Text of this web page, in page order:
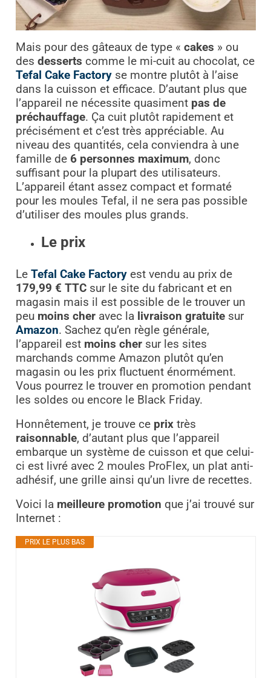
Mais pour des gâteaux de type « cakes » ou
des desserts comme le mi-cuit au chocolat, ce
Tefal Cake Factoryse montre plutôt à l’aise
dans la cuisson et efficace. D’autant plus que
l’appareil ne nécessite quasiment pas de
préchauffage. Ça cuit plutôt rapidement et
précisément et c’est très appréciable. Au
niveau des quantités, cela conviendra à une
famille de 6 personnes maximum, donc
suffisant pour la plupart des utilisateurs.
L’appareil étant assez compact et formaté
pour les moules Tefal, il ne sera pas possible
d’utiliser des moules plus grands.
Le prix
Le Tefal Cake Factoryest vendu au prix de
179,99 € TTCsur le site du fabricant et en
magasin mais il est possible de le trouver un
peu moins cheravec la livraison gratuitesur
Amazon. Sachez qu’en règle générale,
l’appareil est moins chersur les sites
marchands comme Amazon plutôt qu’en
magasin ou les prix fluctuent énormément.
Vous pourrez le trouver en promotion pendant
les soldes ou encore le Black Friday.
Honnêtement, je trouve ce prixtrès
raisonnable, d’autant plus que l’appareil
embarque un système de cuisson et que celui-
ci est livré avec 2 moules ProFlex, un plat anti-
adhésif, une grille ainsi qu’un livre de recettes.
Voici la meilleure promotion que j’ai trouvé sur
Internet :
PRIX LE PLUS BAS